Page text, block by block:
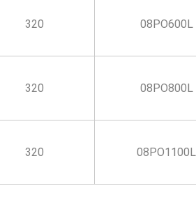
320 08PO600L
320 08PO800L
320 08PO1100L